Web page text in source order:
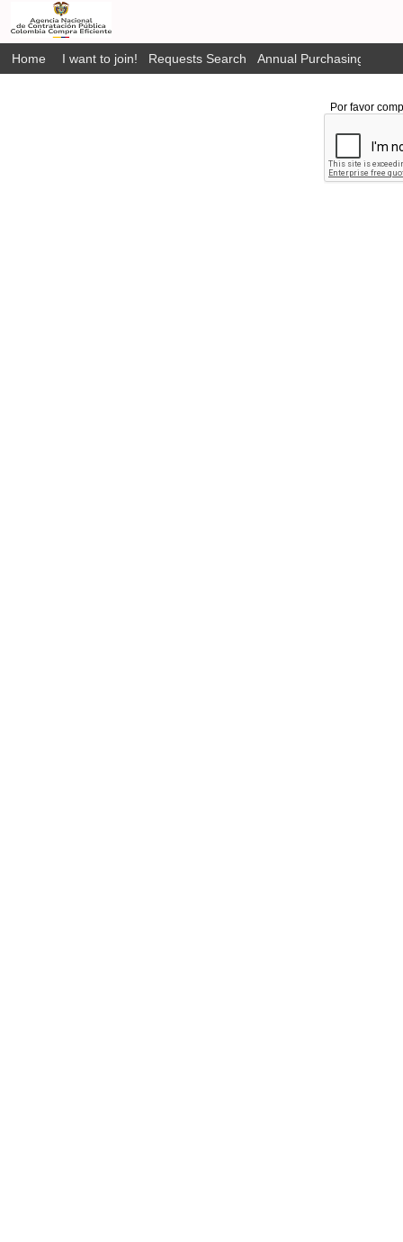
Home I want to join! Requests Search Annual Purchasing Plan
Por favor